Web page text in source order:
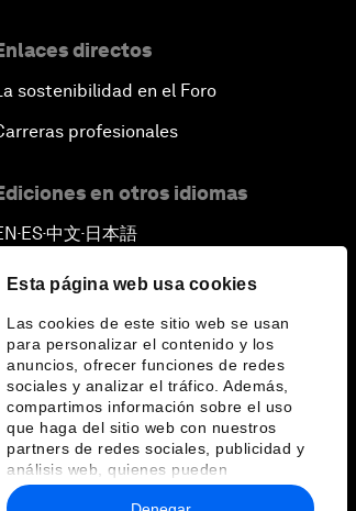
Esta página web usa cookies
Las cookies de este sitio web se usan
para personalizar el contenido y los
anuncios, ofrecer funciones de redes
sociales y analizar el tráfico. Además,
compartimos información sobre el uso
que haga del sitio web con nuestros
partners de redes sociales, publicidad y
análisis web, quienes pueden
combinarla con otra información que les
directos
sostenibilidad en el Foro
profesionales
en otros idiomas
▪ES▪中文▪ 日本語